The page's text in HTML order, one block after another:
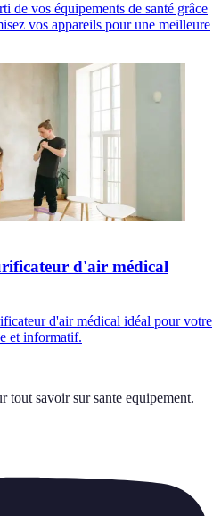
de vos équipements de santé grâce
vos appareils pour une meilleure
d'air médical
d'air médical idéal pour votre
et informatif.
tout savoir sur sante equipement.